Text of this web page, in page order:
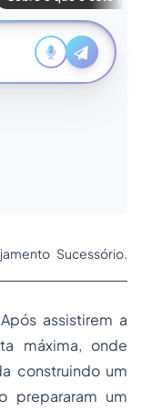
Sucessório.
assistirem a
máxima, onde
construindo um
prepararam um